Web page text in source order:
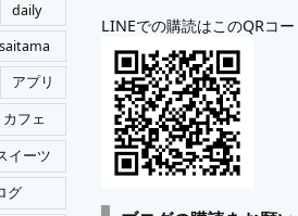
daily
saitama
アプリ
カフェ
イーツ
グ
LINEでの購読はこのQRコー